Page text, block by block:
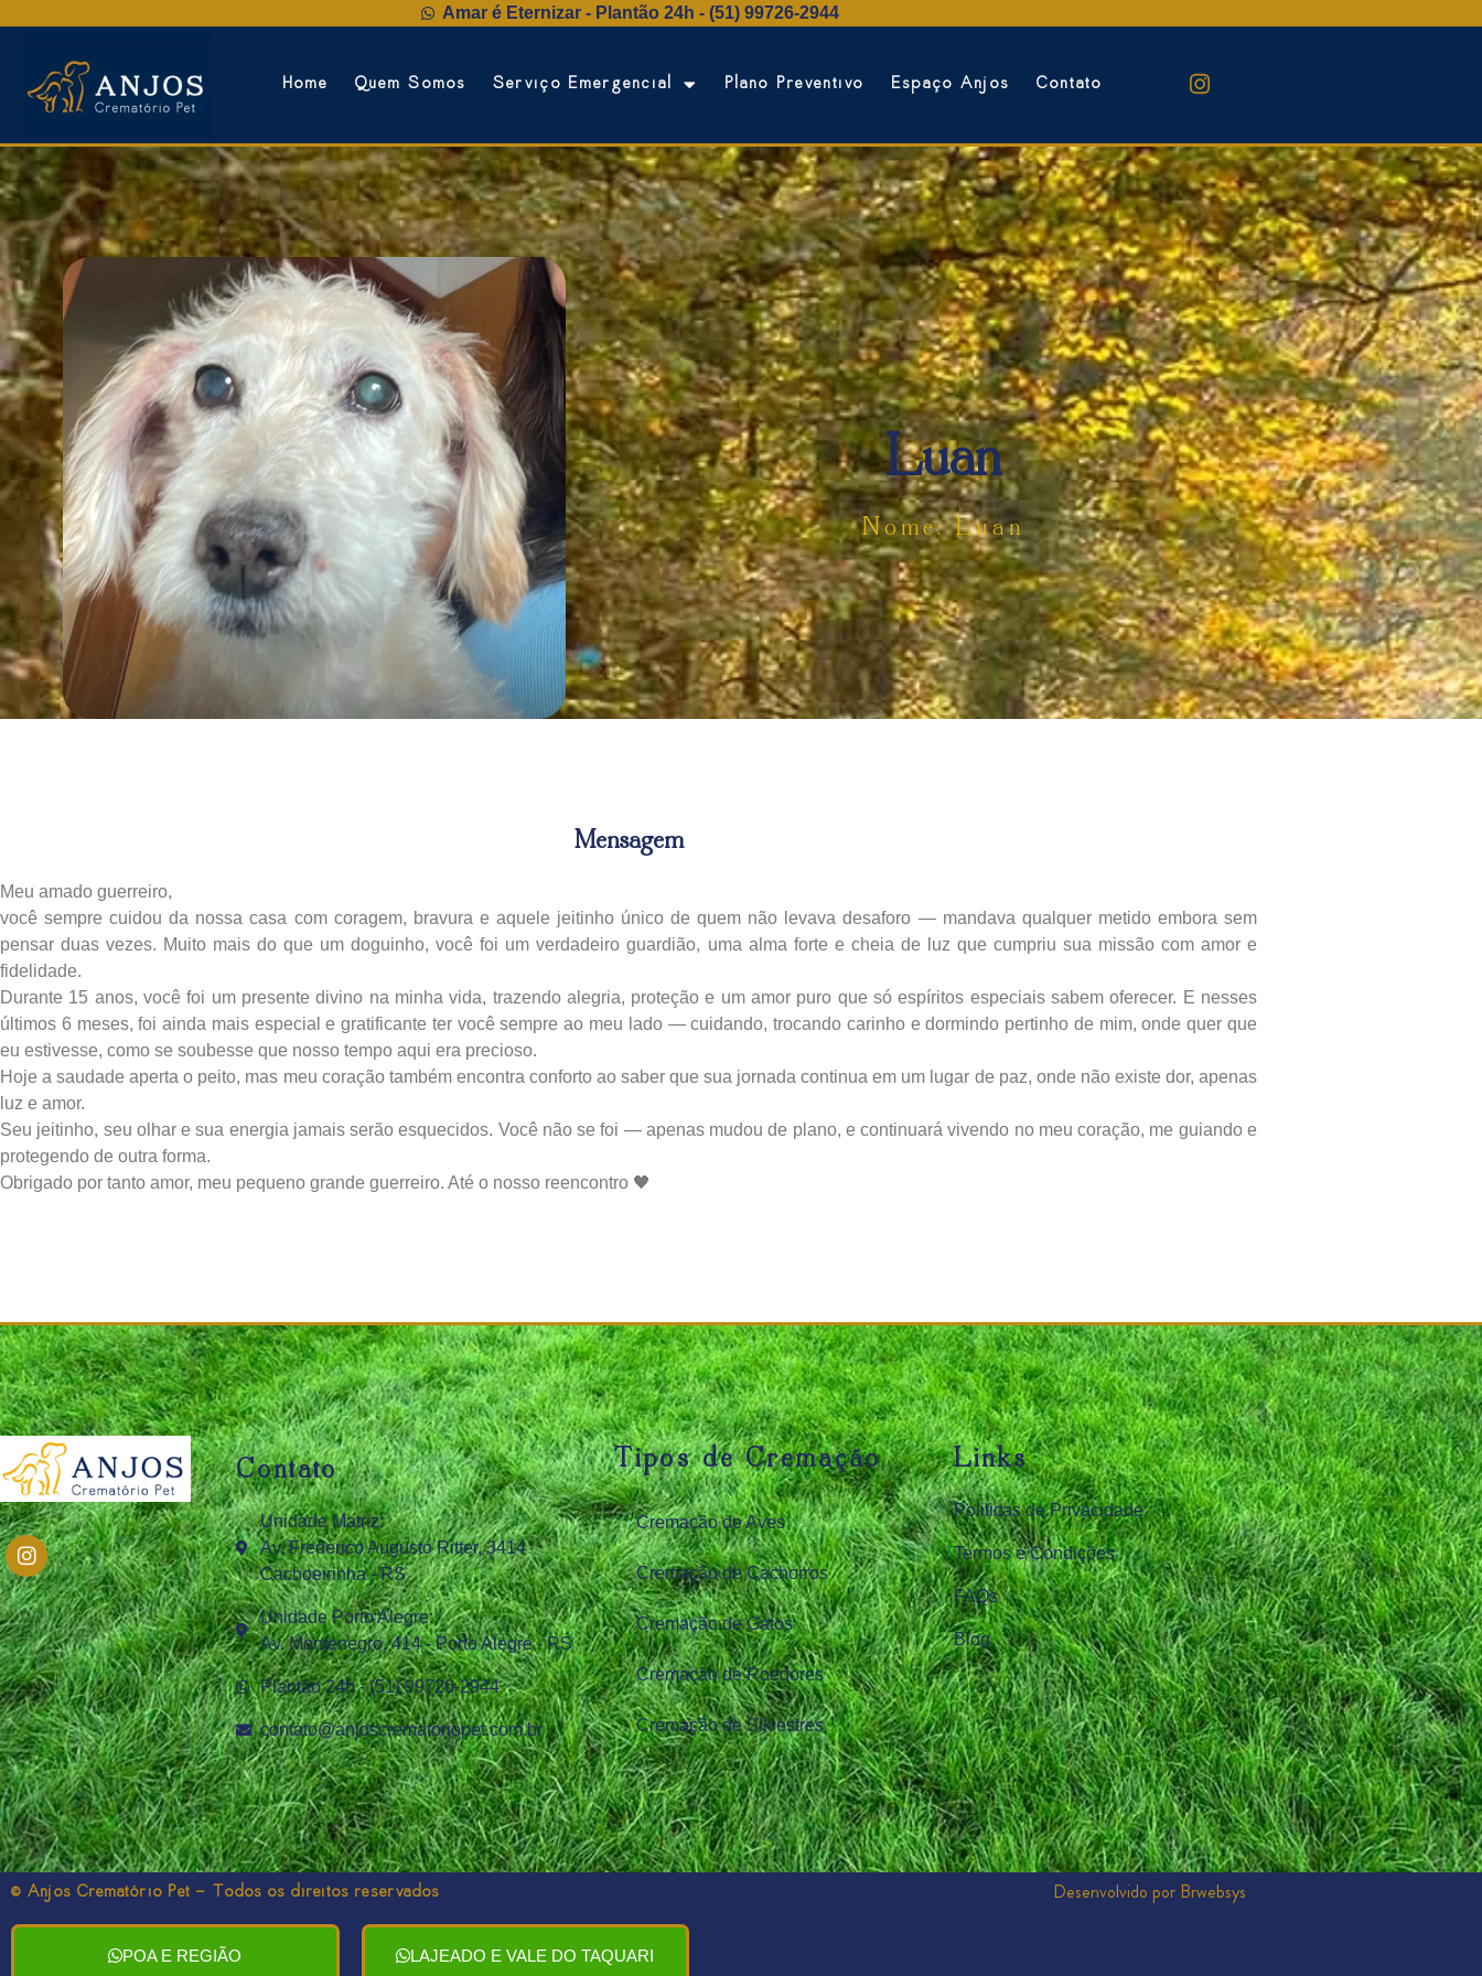
Amar é Eternizar - Plantão 24h - (51) 99726‑2944
Home Quem Somos Serviço Emergencial Plano Preventivo Espaço Anjos Contato
Luan
Nome: Luan
Mensagem
Meu amado guerreiro,
você sempre cuidou da nossa casa com coragem, bravura e aquele jeitinho único de quem não levava desaforo — mandava qualquer metido embora sem
pensar duas vezes. Muito mais do que um doguinho, você foi um verdadeiro guardião, uma alma forte e cheia de luz que cumpriu sua missão com amor e
fidelidade.
Durante 15 anos, você foi um presente divino na minha vida, trazendo alegria, proteção e um amor puro que só espíritos especiais sabem oferecer. E nesses
últimos 6 meses, foi ainda mais especial e gratificante ter você sempre ao meu lado — cuidando, trocando carinho e dormindo pertinho de mim, onde quer que
eu estivesse, como se soubesse que nosso tempo aqui era precioso.
Hoje a saudade aperta o peito, mas meu coração também encontra conforto ao saber que sua jornada continua em um lugar de paz, onde não existe dor, apenas
luz e amor.
Seu jeitinho, seu olhar e sua energia jamais serão esquecidos. Você não se foi — apenas mudou de plano, e continuará vivendo no meu coração, me guiando e
protegendo de outra forma.
Obrigado por tanto amor, meu pequeno grande guerreiro. Até o nosso reencontro 🖤
Contato
Unidade Matriz:
Av. Frederico Augusto Ritter, 3414
Cachoeirinha - RS
Unidade Porto Alegre:
Av. Montenegro, 414 - Porto Alegre - RS
Plantão 24h - (51) 99726‑2944
contato@anjoscrematoriopet.com.br
Tipos de Cremação
Cremação de Aves
Cremação de Cachorros
Cremação de Gatos
Cremação de Roedores
Cremação de Silvestres
Links
Politicas de Privacidade
Termos e Condições
FAQs
Blog
© Anjos Crematório Pet - Todos os direitos reservados Desenvolvido por Brwebsys
POA E REGIÃO LAJEADO E VALE DO TAQUARI